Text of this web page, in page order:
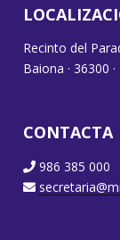
Recinto del
Baiona · 36300
CONTACTA
986 385 000